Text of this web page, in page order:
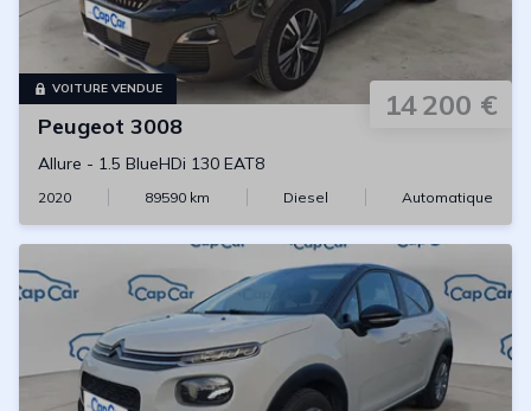
VOITURE VENDUE 14 200 €
Peugeot 3008
Allure - 1.5 BlueHDi 130 EAT8
2020 89590 km Diesel Automatique